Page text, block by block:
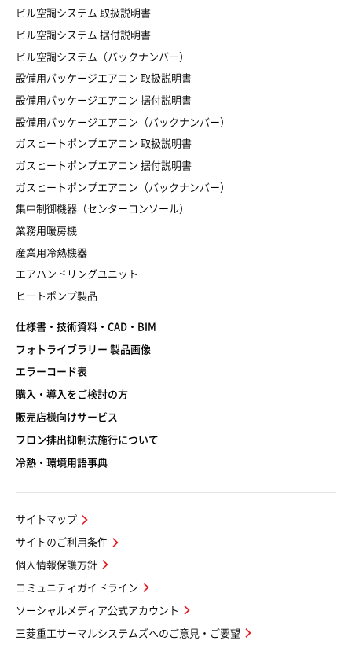
ビル空調システム 取扱説明書
ビル空調システム 据付説明書
ビル空調システム（バックナンバー）
設備用パッケージエアコン 取扱説明書
設備用パッケージエアコン 据付説明書
設備用パッケージエアコン（バックナンバー）
ガスヒートポンプエアコン 取扱説明書
ガスヒートポンプエアコン 据付説明書
ガスヒートポンプエアコン（バックナンバー）
集中制御機器（センターコンソール）
業務用暖房機
産業用冷熱機器
エアハンドリングユニット
ヒートポンプ製品
仕様書・技術資料・CAD・BIM
フォトライブラリー 製品画像
エラーコード表
購入・導入をご検討の方
販売店様向けサービス
フロン排出抑制法施行について
冷熱・環境用語事典
サイトマップ
サイトのご利用条件
個人情報保護方針
コミュニティガイドライン
ソーシャルメディア公式アカウント
三菱重工サーマルシステムズへのご意見・ご要望